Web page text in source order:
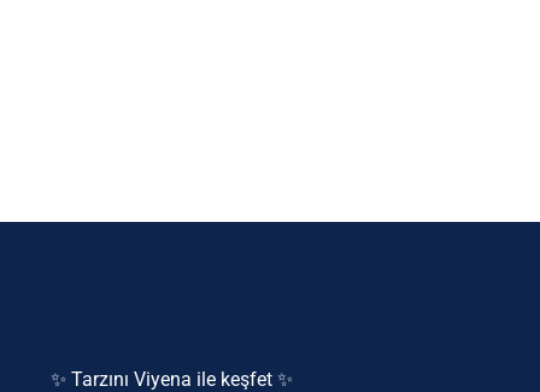
✨ Tarzını Viyena ile keşfet ✨